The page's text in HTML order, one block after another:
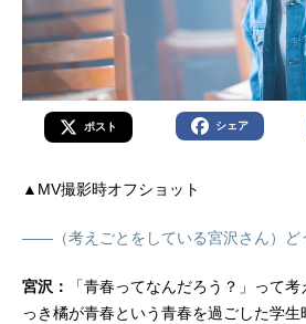
ポスト シェア
▲MV撮影時オフショット
――（考えごとをしている宮沢さん）ど
宮沢：
「青春ってなんだろう？」って
っき橘が青春という青春を過ごした学